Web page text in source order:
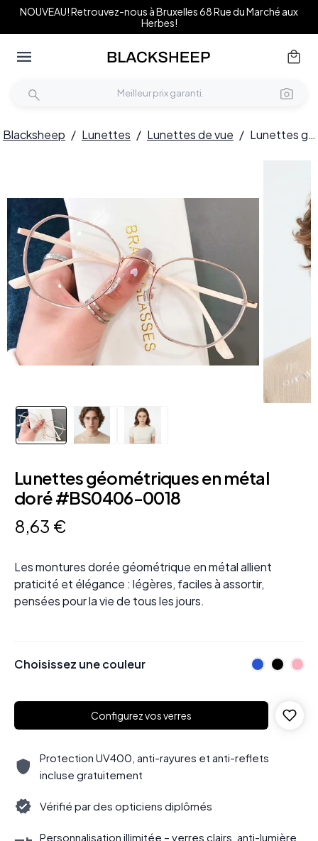
NOUVEAU! Retrouvez-nous à Bruxelles 68 Rue du Marché aux
Herbes!
Blacksheep / Lunettes / Lunettes de vue / Lunettes géométriques en métal doré #BS0406-0018
Lunettes géométriques en métal
doré #BS0406-0018
8,63 €
Les montures dorée géométrique en métal allient
praticité et élégance : légères, faciles à assortir,
pensées pour la vie de tous les jours.
Choisissez une couleur
Configurez vos verres
Protection UV400, anti-rayures et anti-reflets
incluse gratuitement
Vérifié par des opticiens diplômés
Personnalisation illimitée – verres clairs, anti-lumière